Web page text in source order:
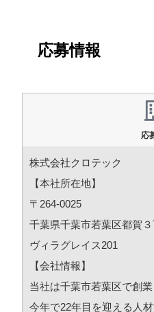
応募情報
応
株式会社クロテック
【本社所在地】
〒264-0025
千葉県千葉市若葉区都賀
ヴィラグレイス201
【会社情報】
当社は千葉市若葉区で創業
今年で22年目を迎える人材